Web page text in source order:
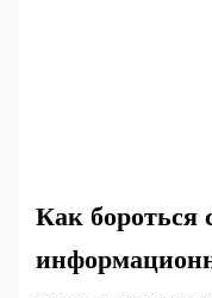
Как бороться